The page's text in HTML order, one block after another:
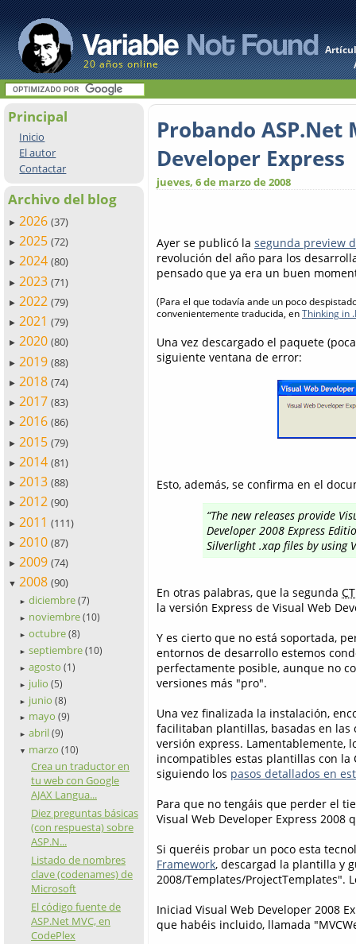
20 años online
Principal
Inicio
El autor
Contactar
Archivo del blog
► 2026 (37)
► 2025 (72)
► 2024 (80)
► 2023 (71)
► 2022 (79)
► 2021 (79)
► 2020 (80)
► 2019 (88)
► 2018 (74)
► 2017 (83)
► 2016 (86)
► 2015 (79)
► 2014 (81)
► 2013 (88)
► 2012 (90)
► 2011 (111)
► 2010 (87)
► 2009 (74)
▼ 2008 (90)
► diciembre (7)
► noviembre (10)
► octubre (8)
► septiembre (10)
► agosto (1)
► julio (5)
► junio (8)
► mayo (9)
► abril (9)
▼ marzo (10)
Crea un traductor en
tu web con Google
AJAX Langua...
Diez preguntas básicas
(con respuesta) sobre
ASP.N...
Listado de nombres
clave (codenames) de
Microsoft
El código fuente de
ASP.Net MVC, en
CodePlex
Probando ASP.Net
Developer Express
jueves, 6 de marzo de 2008
Ayer se publicó la segunda preview
revolución del año para los
pensado que ya era un buen
(Para el que todavía ande un poco
convenientemente traducida, en Thinking in
Una vez descargado el paquete
siguiente ventana de error:
Esto, además, se confirma en el
“The new releases provide
Developer 2008 Express
Silverlight .xap files by using
En otras palabras, que la segunda
la versión Express de Visual Web
Y es cierto que no está soportada,
entornos de desarrollo estemos
perfectamente posible, aunque no
versiones más "pro".
Una vez finalizada la instalación,
facilitaban plantillas, basadas en
versión express. Lamentablemente,
incompatibles estas plantillas con la
siguiendo los pasos detallados en
Para que no tengáis que perder el
Visual Web Developer Express 2008
Si queréis probar un poco esta
Framework, descargad la plantilla y
2008/Templates/ProjectTemplates".
Iniciad Visual Web Developer 2008
que habéis incluido, llamada